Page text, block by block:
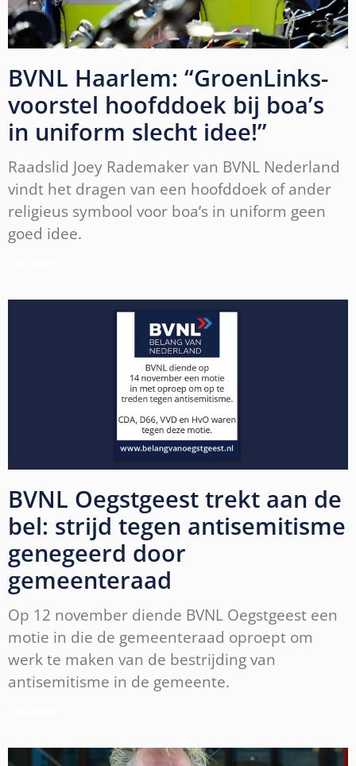
BVNL Haarlem: “GroenLinks-
voorstel hoofddoek bij boa’s
in uniform slecht idee!”
Raadslid Joey Rademaker van BVNL Nederland
vindt het dragen van een hoofddoek of ander
religieus symbool voor boa’s in uniform geen
goed idee.
BVNL Oegstgeest trekt aan de
bel: strijd tegen antisemitisme
genegeerd door
gemeenteraad
Op 12 november diende BVNL Oegstgeest een
motie in die de gemeenteraad oproept om
werk te maken van de bestrijding van
antisemitisme in de gemeente.